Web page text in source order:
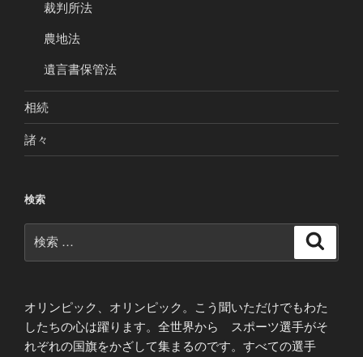
裁判所法
農地法
遺言書保管法
相続
諸々
検索
索:
オリンピック、オリンピック。こう聞いただけでもわた
したちの心は躍ります。全世界から スポーツ選手がそ
れぞれの国旗をかざして集まるのです。すべての選手